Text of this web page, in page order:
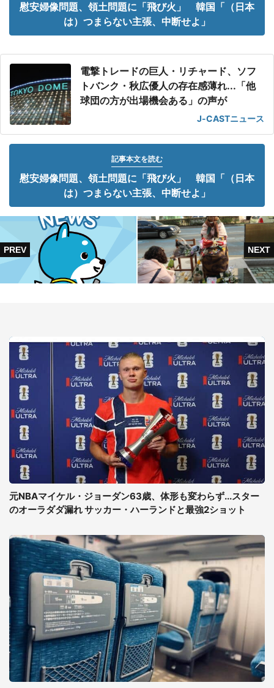
慰安婦像問題、領土問題に「飛び火」 韓国「（日本
は）つまらない主張、中断せよ」
電撃トレードの巨人・リチャード、ソフ
トバンク・秋広優人の存在感薄れ...「他
球団の方が出場機会ある」の声が
J-CASTニュース
記事本文を読む
慰安婦像問題、領土問題に「飛び火」 韓国「（日本
は）つまらない主張、中断せよ」
元NBAマイケル・ジョーダン63歳、体形も変わらず...スター
のオーラダダ漏れ サッカー・ハーランドと最強2ショット